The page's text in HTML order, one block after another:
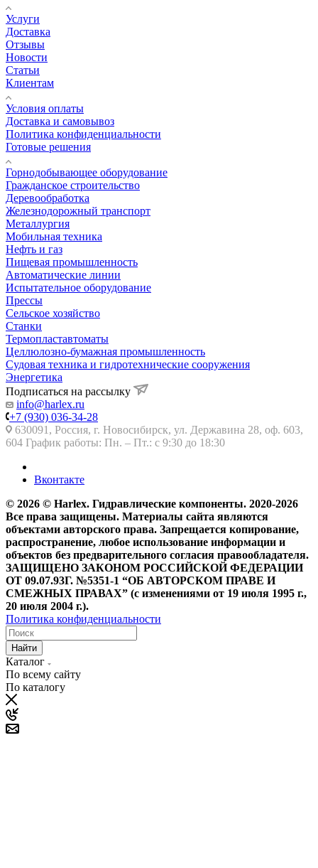
Услуги
Доставка
Отзывы
Новости
Статьи
Клиентам
Условия оплаты
Доставка и самовывоз
Политика конфиденциальности
Готовые решения
Горнодобывающее оборудование
Гражданское строительство
Деревообработка
Железнодорожный транспорт
Металлургия
Мобильная техника
Нефть и газ
Пищевая промышленность
Автоматические линии
Испытательное оборудование
Прессы
Сельское хозяйство
Станки
Термопластавтоматы
Целлюлозно-бумажная промышленность
Судовая техника и гидротехнические сооружения
Энергетика
Подписаться на рассылку
info@harlex.ru
+7 (930) 036-34-28
630091, Россия, г. Новосибирск, ул. Державина 28, оф. 603,
604 График работы: Пн. – Пт.: с 9:30 до 18:30
Вконтакте
© 2026 © Harlex. Гидравлические компоненты. 2020-2026
Все права защищены. Материалы сайта являются
объектами авторского права. Запрещается копирование,
распространение, любое использование информации и
объектов без предварительного согласия правообладателя.
ЗАЩИЩЕНО ЗАКОНОМ РОССИЙСКОЙ ФЕДЕРАЦИИ
ОТ 09.07.93Г. №5351-1 “ОБ АВТОРСКОМ ПРАВЕ И
СМЕЖНЫХ ПРАВАХ” (с изменениями от 19 июля 1995 г.,
20 июля 2004 г.).
Политика конфиденциальности
Найти
Каталог
По всему сайту
По каталогу